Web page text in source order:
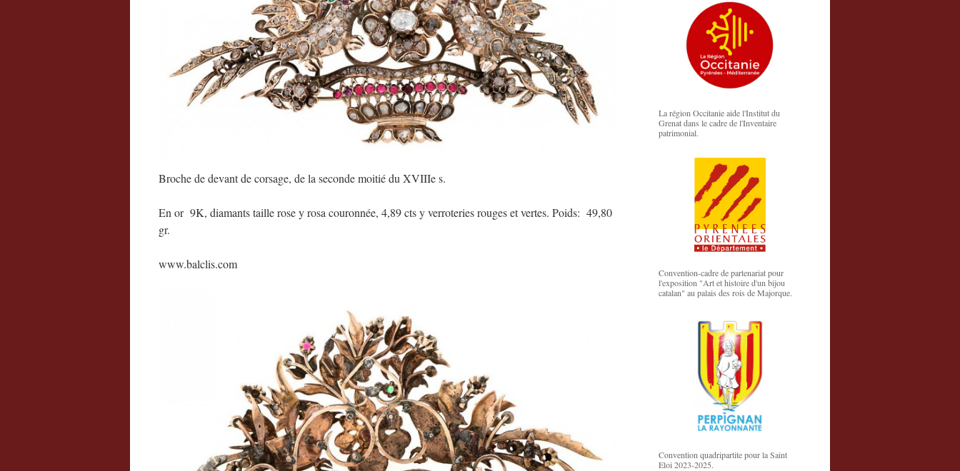
Broche de devant de corsage, de la seconde moitié du XVIIIe s.
En or 9K, diamants taille rose y rosa couronnée, 4,89 cts y verroteries rouges et vertes. Poids: 49,80
gr.
www.balclis.com
La région Occitanie aide l'Institut du
Grenat dans le cadre de l'Inventaire
patrimonial.
Convention-cadre de partenariat pour
l'exposition "Art et histoire d'un bijou
catalan" au palais des rois de Majorque.
Convention quadripartite pour la Saint
Eloi 2023-2025.